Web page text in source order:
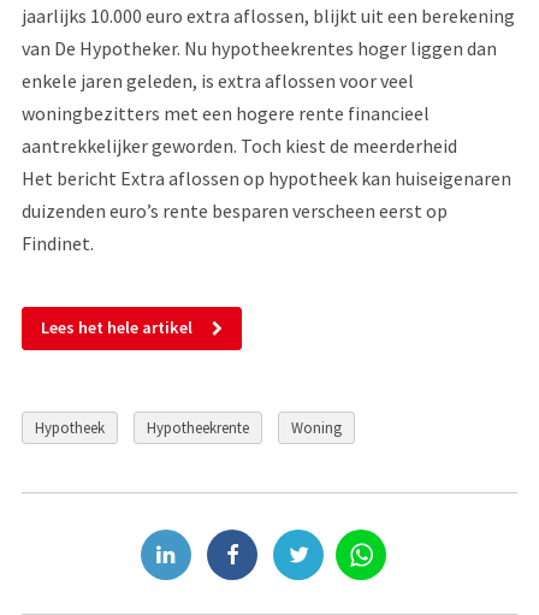
jaarlijks 10.000 euro extra aflossen, blijkt uit een berekening
van De Hypotheker. Nu hypotheekrentes hoger liggen dan
enkele jaren geleden, is extra aflossen voor veel
woningbezitters met een hogere rente financieel
aantrekkelijker geworden. Toch kiest de meerderheid
Het bericht Extra aflossen op hypotheek kan huiseigenaren
duizenden euro’s rente besparen verscheen eerst op
Findinet.
Lees het hele artikel
Hypotheek Hypotheekrente Woning